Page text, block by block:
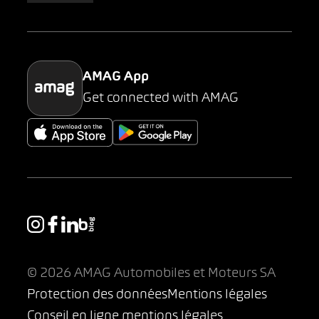
Parking
AMAG App
Get connected with AMAG
© 2026 AMAG Automobiles et Moteurs SA
Protection des donnéesMentions légales